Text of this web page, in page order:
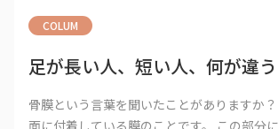
COLUM
足が長い人、短い人、何が違
骨膜という言葉を聞いたことがありますか
面に付着している膜のことです。 この部分